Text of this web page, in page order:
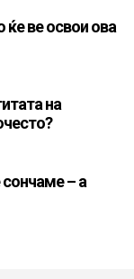
ве освои ова
на
сончаме – а